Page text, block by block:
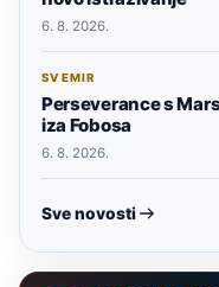
6. 8. 2026.
SVEMIR
Perseverance s
iza Fobosa
6. 8. 2026.
Sve novosti